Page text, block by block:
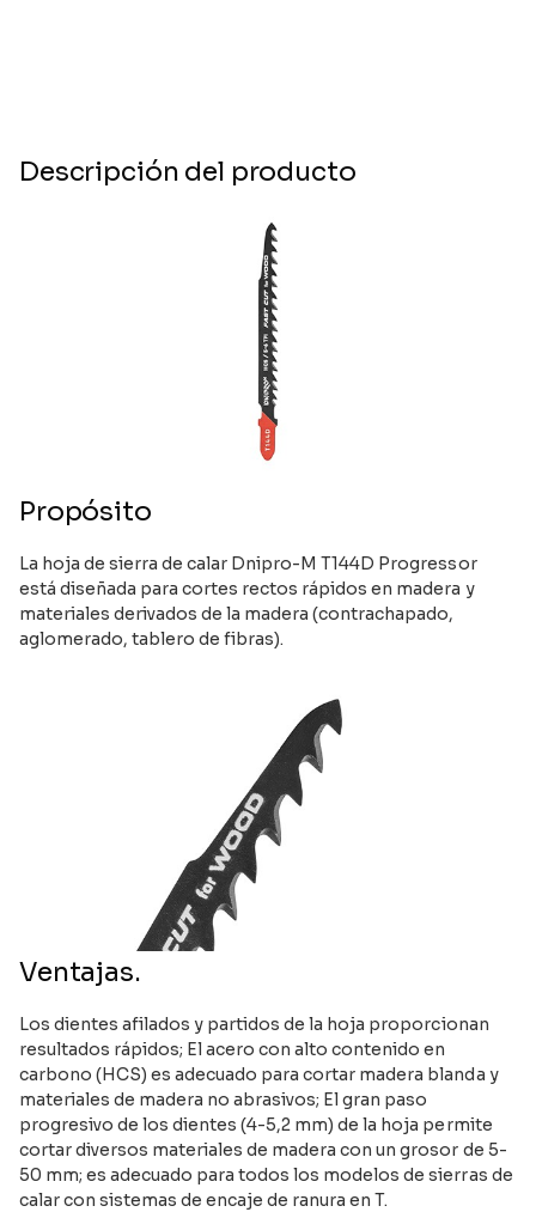
Descripción del producto
Propósito
La hoja de sierra de calar Dnipro-M T144D Progressor
está diseñada para cortes rectos rápidos en madera y
materiales derivados de la madera (contrachapado,
aglomerado, tablero de fibras).
Ventajas.
Los dientes afilados y partidos de la hoja proporcionan
resultados rápidos; El acero con alto contenido en
carbono (HCS) es adecuado para cortar madera blanda y
materiales de madera no abrasivos; El gran paso
progresivo de los dientes (4-5,2 mm) de la hoja permite
cortar diversos materiales de madera con un grosor de 5-
50 mm; es adecuado para todos los modelos de sierras de
calar con sistemas de encaje de ranura en T.